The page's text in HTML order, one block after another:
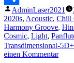
Teilen
Veröffentlicht
von
AdminLaser2021
2020s, Acoustic, Chill
Harmony Groove,
Cosmic, Light,
Transdimensional-5D+
einen Kommentarzu